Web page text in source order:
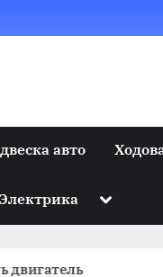
авто
Электрика Toggle
menu
двигатель